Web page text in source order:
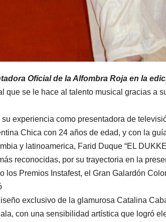
Oficial de la Alfombra Roja en la
que se le hace al talento musical gracias a
su experiencia como presentadora de
Chica con 24 años de edad, y con la
y latinoamerica, Farid Duque “EL
reconocidas, por su trayectoria en la
los Premios Instafest, el Gran Galardón
exclusivo de la glamurosa Catalina
con una sensibilidad artística que logró